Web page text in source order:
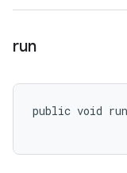
run
public void